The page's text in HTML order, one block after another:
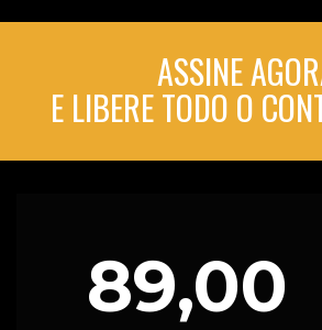
ASSINE
E LIBERE TODO O
89,00